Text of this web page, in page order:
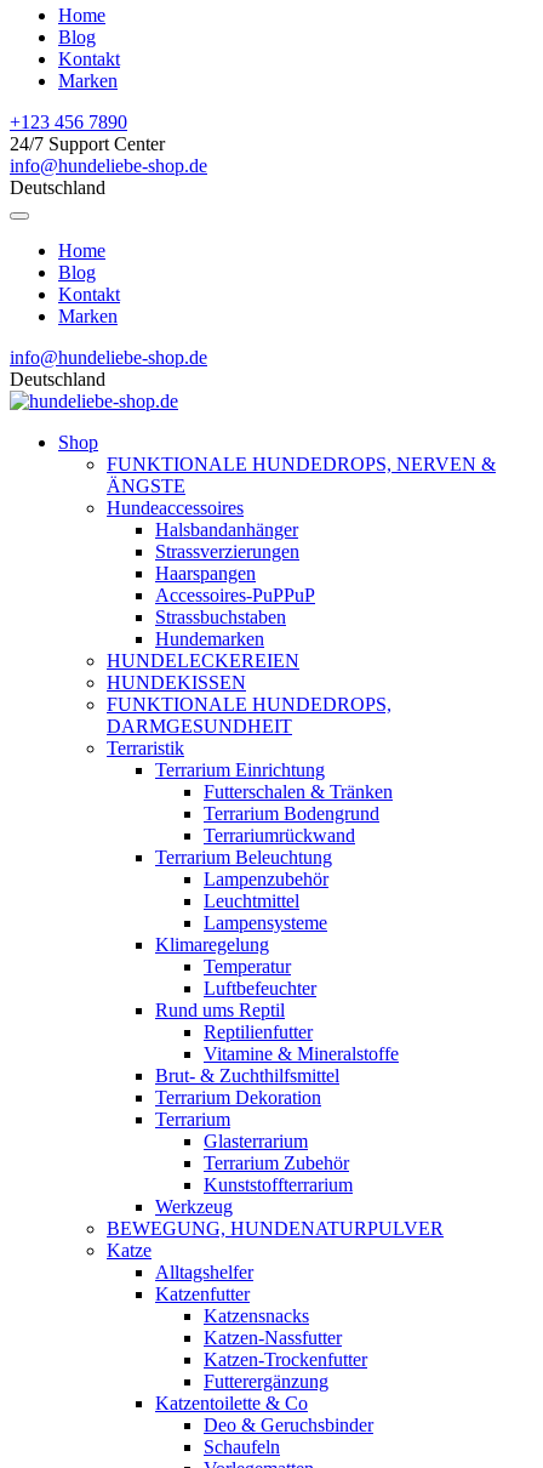
Home
Blog
Kontakt
Marken
+123 456 7890
24/7 Support Center
info@hundeliebe-shop.de
Deutschland
Home
Blog
Kontakt
Marken
info@hundeliebe-shop.de
Deutschland
Shop
FUNKTIONALE HUNDEDROPS, NERVEN &
ÄNGSTE
Hundeaccessoires
Halsbandanhänger
Strassverzierungen
Haarspangen
Accessoires-PuPPuP
Strassbuchstaben
Hundemarken
HUNDELECKEREIEN
HUNDEKISSEN
FUNKTIONALE HUNDEDROPS,
DARMGESUNDHEIT
Terraristik
Terrarium Einrichtung
Futterschalen & Tränken
Terrarium Bodengrund
Terrariumrückwand
Terrarium Beleuchtung
Lampenzubehör
Leuchtmittel
Lampensysteme
Klimaregelung
Temperatur
Luftbefeuchter
Rund ums Reptil
Reptilienfutter
Vitamine & Mineralstoffe
Brut- & Zuchthilfsmittel
Terrarium Dekoration
Terrarium
Glasterrarium
Terrarium Zubehör
Kunststoffterrarium
Werkzeug
BEWEGUNG, HUNDENATURPULVER
Katze
Alltagshelfer
Katzenfutter
Katzensnacks
Katzen-Nassfutter
Katzen-Trockenfutter
Futterergänzung
Katzentoilette & Co
Deo & Geruchsbinder
Schaufeln